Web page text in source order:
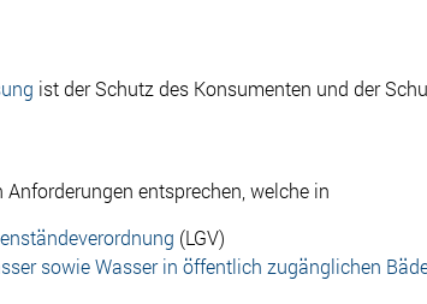
ist der Schutz des Konsumenten und der
entsprechen, welche in
(LGV)
sowie Wasser in öffentlich zugänglichen